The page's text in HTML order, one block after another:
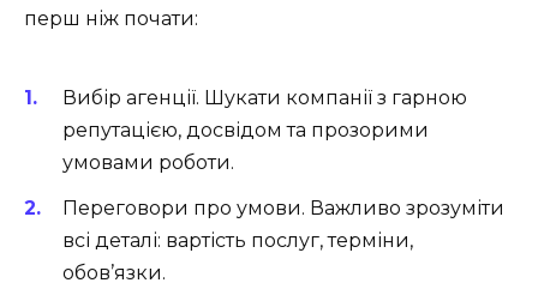
перш ніж почати:
Вибір агенції. Шукати компанії з гарною
репутацією, досвідом та прозорими
умовами роботи.
Переговори про умови. Важливо зрозуміти
всі деталі: вартість послуг, терміни,
обов’язки.